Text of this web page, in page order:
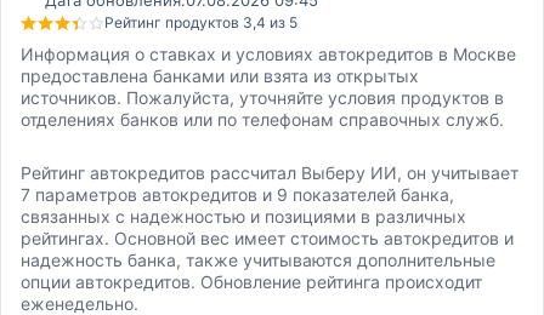
Рейтинг продуктов 3,4 из 5
Информация о ставках и условиях автокредитов в Москве
предоставлена банками или взята из открытых
источников. Пожалуйста, уточняйте условия продуктов в
отделениях банков или по телефонам справочных служб.
Рейтинг автокредитов рассчитал Выберу ИИ, он учитывает
7 параметров автокредитов и 9 показателей банка,
связанных с надежностью и позициями в различных
рейтингах. Основной вес имеет стоимость автокредитов и
надежность банка, также учитываются дополнительные
опции автокредитов. Обновление рейтинга происходит
еженедельно.